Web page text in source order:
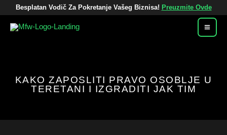
Pređi
Na
Sadržaj
Besplatan Vodič Za Pokretanje Vašeg Biznisa! Preuzmite Ovde
KAKO ZAPOSLITI PRAVO OSOBLJE U
TERETANI I IZGRADITI JAK TIM